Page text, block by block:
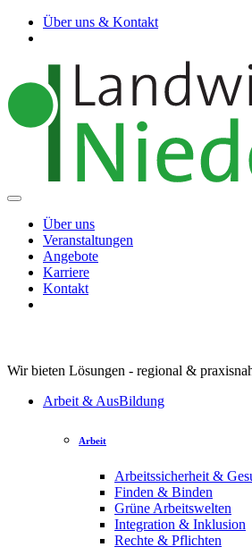
Über uns & Kontakt
Über uns
Veranstaltungen
Angebote
Karriere
Kontakt
Wir bieten Lösungen - regional &
Arbeit & AusBildung
Arbeit
Arbeitssicherheit &
Finden & Binden
Grüne Arbeitswelten
Integration & Inklusion
Rechte & Pflichten